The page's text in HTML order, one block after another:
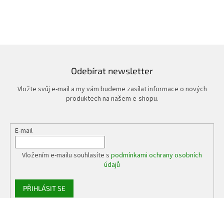
Odebírat newsletter
Vložte svůj e-mail a my vám budeme zasílat informace o nových
produktech na našem e-shopu.
E-mail
Vložením e-mailu souhlasíte s podmínkami ochrany osobních
údajů
PŘIHLÁSIT SE